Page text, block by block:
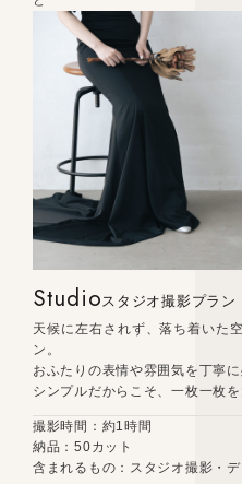
Studioスタジオ撮影プラン
天候に左右されず、落ち着いた
ン。
おふたりの表情や雰囲気を丁寧に
シンプルだからこそ、一枚一枚を
撮影時間：約1時間
納品：50カット
含まれるもの：スタジオ撮影・